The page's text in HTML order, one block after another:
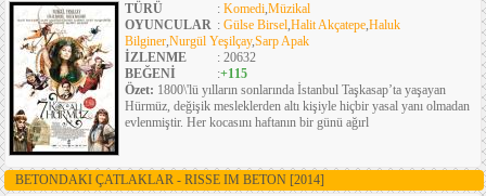
TÜRÜ
: Komedi,Müzikal
OYUNCULAR : Gülse Birsel,Halit Akçatepe,Haluk
Bilginer,Nurgül Yeşilçay,Sarp Apak
İZLENME
: 20632
BEĞENİ
:+115
Özet: 1800\'lü yılların sonlarında İstanbul Taşkasap’ta yaşayan
Hürmüz, değişik mesleklerden altı kişiyle hiçbir yasal yanı olmadan
evlenmiştir. Her kocasını haftanın bir günü ağırl
BETONDAKI ÇATLAKLAR - RISSE IM BETON [2014]